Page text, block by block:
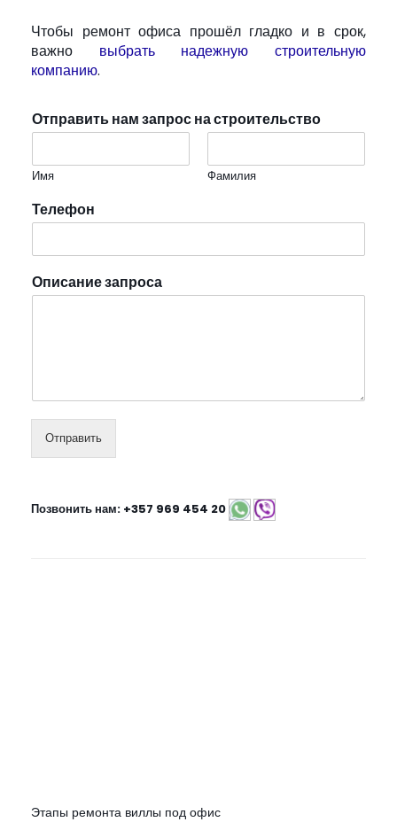
Чтобы ремонт офиса прошёл гладко и в срок,
важно выбрать надежную строительную
компанию.
Отправить нам запрос на строительство
Имя Фамилия
Телефон
Описание запроса
Отправить
Позвонить нам: +357 969 454 20
Этапы ремонта виллы под офис